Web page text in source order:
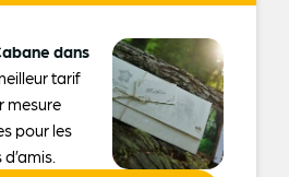
dans
tarif
mesure
pour les